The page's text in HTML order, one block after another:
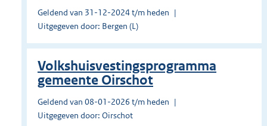
Geldend van 31-12-2024 t/m heden
Uitgegeven door: Bergen (L)
Volkshuisvestingsprogramma
gemeente Oirschot
Geldend van 08-01-2026 t/m heden
Uitgegeven door: Oirschot